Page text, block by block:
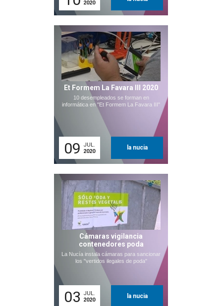
2020
Et Formem La Favara III 2020
10 desempleados se forman en
informática en "Et Formem La Favara III"
09
JUL.
2020
la nucia
Cámaras vigilancia
contenedores poda
La Nucía instala cámaras para sancionar
los "vertidos ilegales de poda"
03
JUL.
2020
la nucia